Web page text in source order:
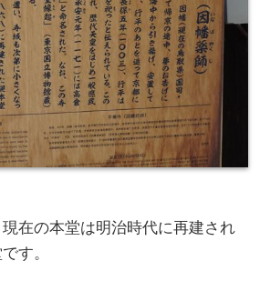
在の本堂は明治時代に再建され
す。